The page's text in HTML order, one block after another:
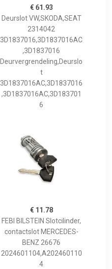
€ 61.93
Deurslot VW,SKODA,SEAT
2314042
3D1837016,3D1837016AC
,3D1837016
Deurvergrendeling,Deurslo
t
3D1837016AC,3D1837016
,3D1837016AC,3D183701
6
€ 11.78
FEBI BILSTEIN Slotcilinder,
contactslot MERCEDES-
BENZ 26676
2024601104,A202460110
4